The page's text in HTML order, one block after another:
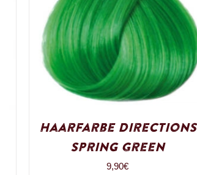
Haarfarbe Directions
Spring Green
9,90€